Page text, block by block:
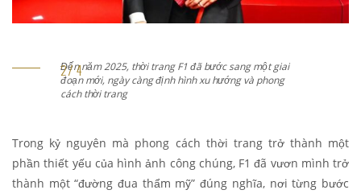
2025, thời trang F1 đã bước sang một giai
ngày càng định hình xu hướng và phong
Trong kỷ nguyên mà phong cách thời trang trở thành một
phần thiết yếu của hình ảnh công chúng, F1 đã vươn mình trở
thành một “đường đua thẩm mỹ” đúng nghĩa, nơi từng bước